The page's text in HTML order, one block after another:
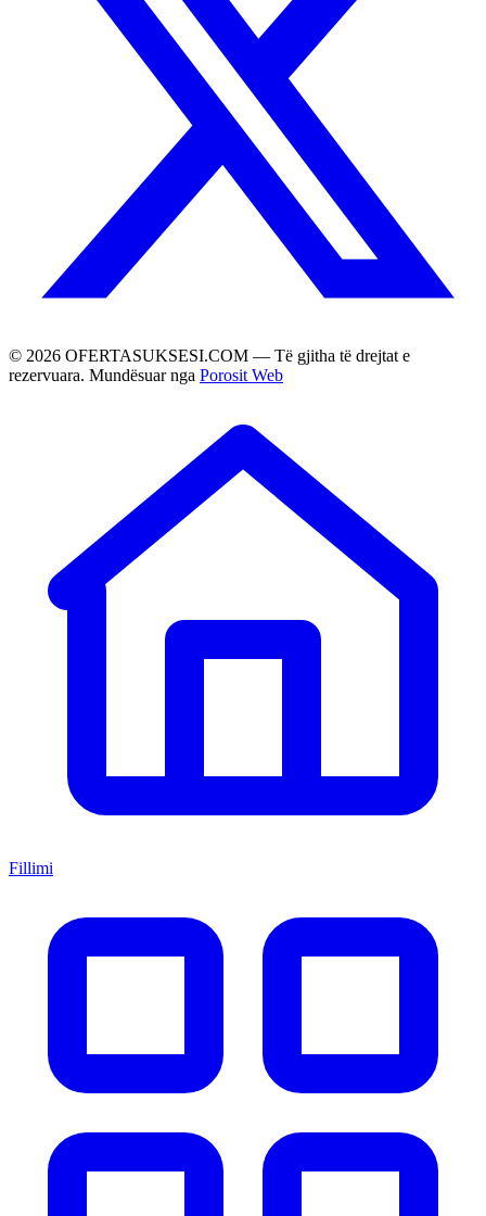
© 2026 OFERTASUKSESI.COM — Të gjitha të drejtat e
rezervuara. Mundësuar nga Porosit Web
Fillimi